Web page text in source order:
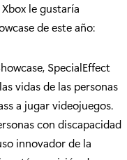
le gustaría
de este año:
SpecialEffect
vidas de las personas
a jugar videojuegos.
con discapacidad
innovador de la